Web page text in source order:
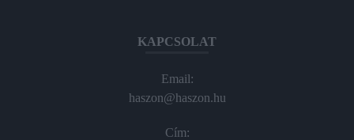
KAPCSOLAT
Email:
haszon@haszon.hu
Cím: